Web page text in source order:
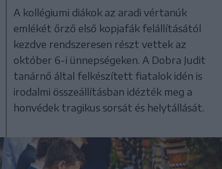
A kollégiumi diákok az aradi vértanúk
emlékét őrző első kopjafák felállításától
kezdve rendszeresen részt vettek az
október 6-i ünnepségeken. A Dobra Judit
tanárnő által felkészített fiatalok idén is
irodalmi összeállításban idézték meg a
honvédek tragikus sorsát és helytállását.